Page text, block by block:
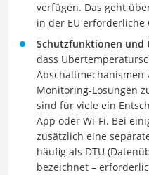
verfügen. Das geht
in der EU erforderliche
Schutzfunktionen und
dass
Abschaltmechanismen
Monitoring-Lösungen
sind für viele ein
App oder Wi-Fi. Bei
zusätzlich eine
häufig als DTU
bezeichnet –